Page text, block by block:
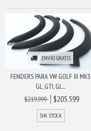
ENVÍO GRATIS
FENDERS PARA VW GOLF III MK3
GL, GTI, GL...
$219.999
$205.599
SIN STOCK